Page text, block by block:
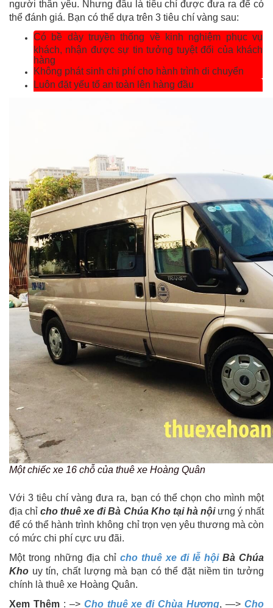
người thân yêu. Nhưng đâu là tiêu chí được đưa ra để có
thể đánh giá. Bạn có thể dựa trên 3 tiêu chí vàng sau:
Có bề dày truyền thống về kinh nghiệm phục vụ
khách, nhận được sự tin tưởng tuyệt đối của khách
hàng
Không phát sinh chi phí cho hành trình di chuyển
Luôn đặt yếu tố an toàn lên hàng đầu
Một chiếc xe 16 chỗ của thuê xe Hoàng Quân
Với 3 tiêu chí vàng đưa ra, bạn có thể chọn cho mình một
địa chỉcho thuê xe đi Bà Chúa Kho tại hà nộiưng ý nhất
để có thể hành trình không chỉ trọn vẹn yêu thương mà còn
có mức chi phí cực ưu đãi.
Một trong những địa chỉ cho thuê xe đi lễ hộiBà Chúa
Kho uy tín, chất lượng mà bạn có thể đặt niềm tin tưởng
chính là thuê xe Hoàng Quân.
Xem Thêm: –> Cho thuê xe đi Chùa Hương, —>Cho